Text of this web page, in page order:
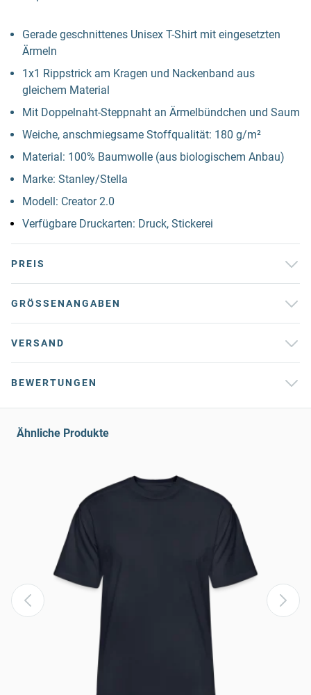
Gerade geschnittenes Unisex T-Shirt mit eingesetzten
Ärmeln
1x1 Rippstrick am Kragen und Nackenband aus
gleichem Material
Mit Doppelnaht-Steppnaht an Ärmelbündchen und Saum
Weiche, anschmiegsame Stoffqualität: 180 g/m²
Material: 100% Baumwolle (aus biologischem Anbau)
Marke: Stanley/Stella
Modell: Creator 2.0
Verfügbare Druckarten: Druck, Stickerei
PREIS
GRÖSSENANGABEN
VERSAND
BEWERTUNGEN
Ähnliche Produkte